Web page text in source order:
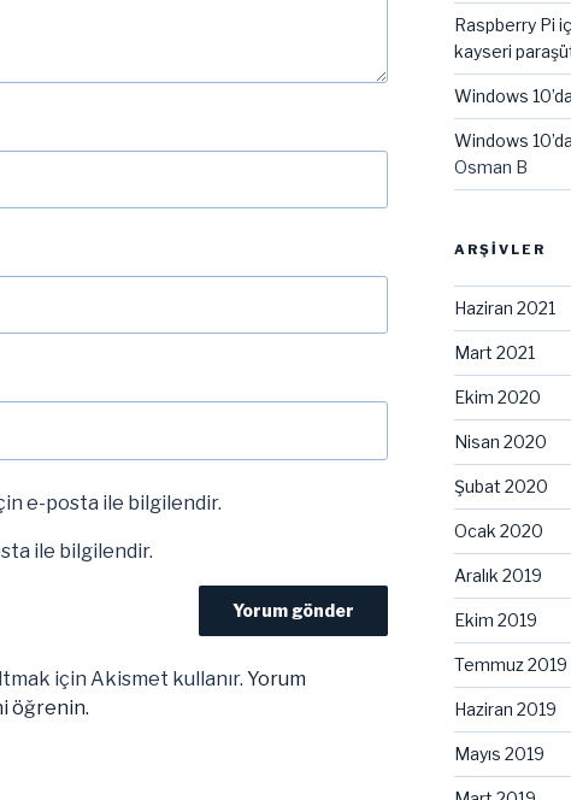
e-posta ile bilgilendir.
ile bilgilendir.
için Akismet kullanır. Yorum
öğrenin.
Raspberry Pi
kayseri
Windows
Windows
Osman B
ARŞIVLER
Haziran 2021
Mart 2021
Ekim 2020
Nisan 2020
Şubat 2020
Ocak 2020
Aralık 2019
Ekim 2019
Temmuz 2019
Haziran 2019
Mayıs 2019